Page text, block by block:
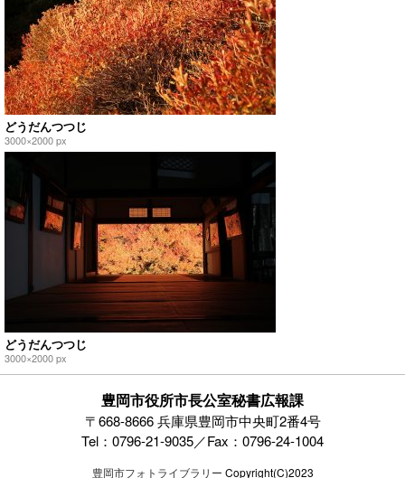
どうだんつつじ
3000×2000 px
どうだんつつじ
3000×2000 px
豊岡市役所市長公室秘書広報課
〒668-8666 兵庫県豊岡市中央町2番4号
Tel：0796-21-9035／Fax：0796-24-1004
豊岡市フォトライブラリー Copyright(C)2023